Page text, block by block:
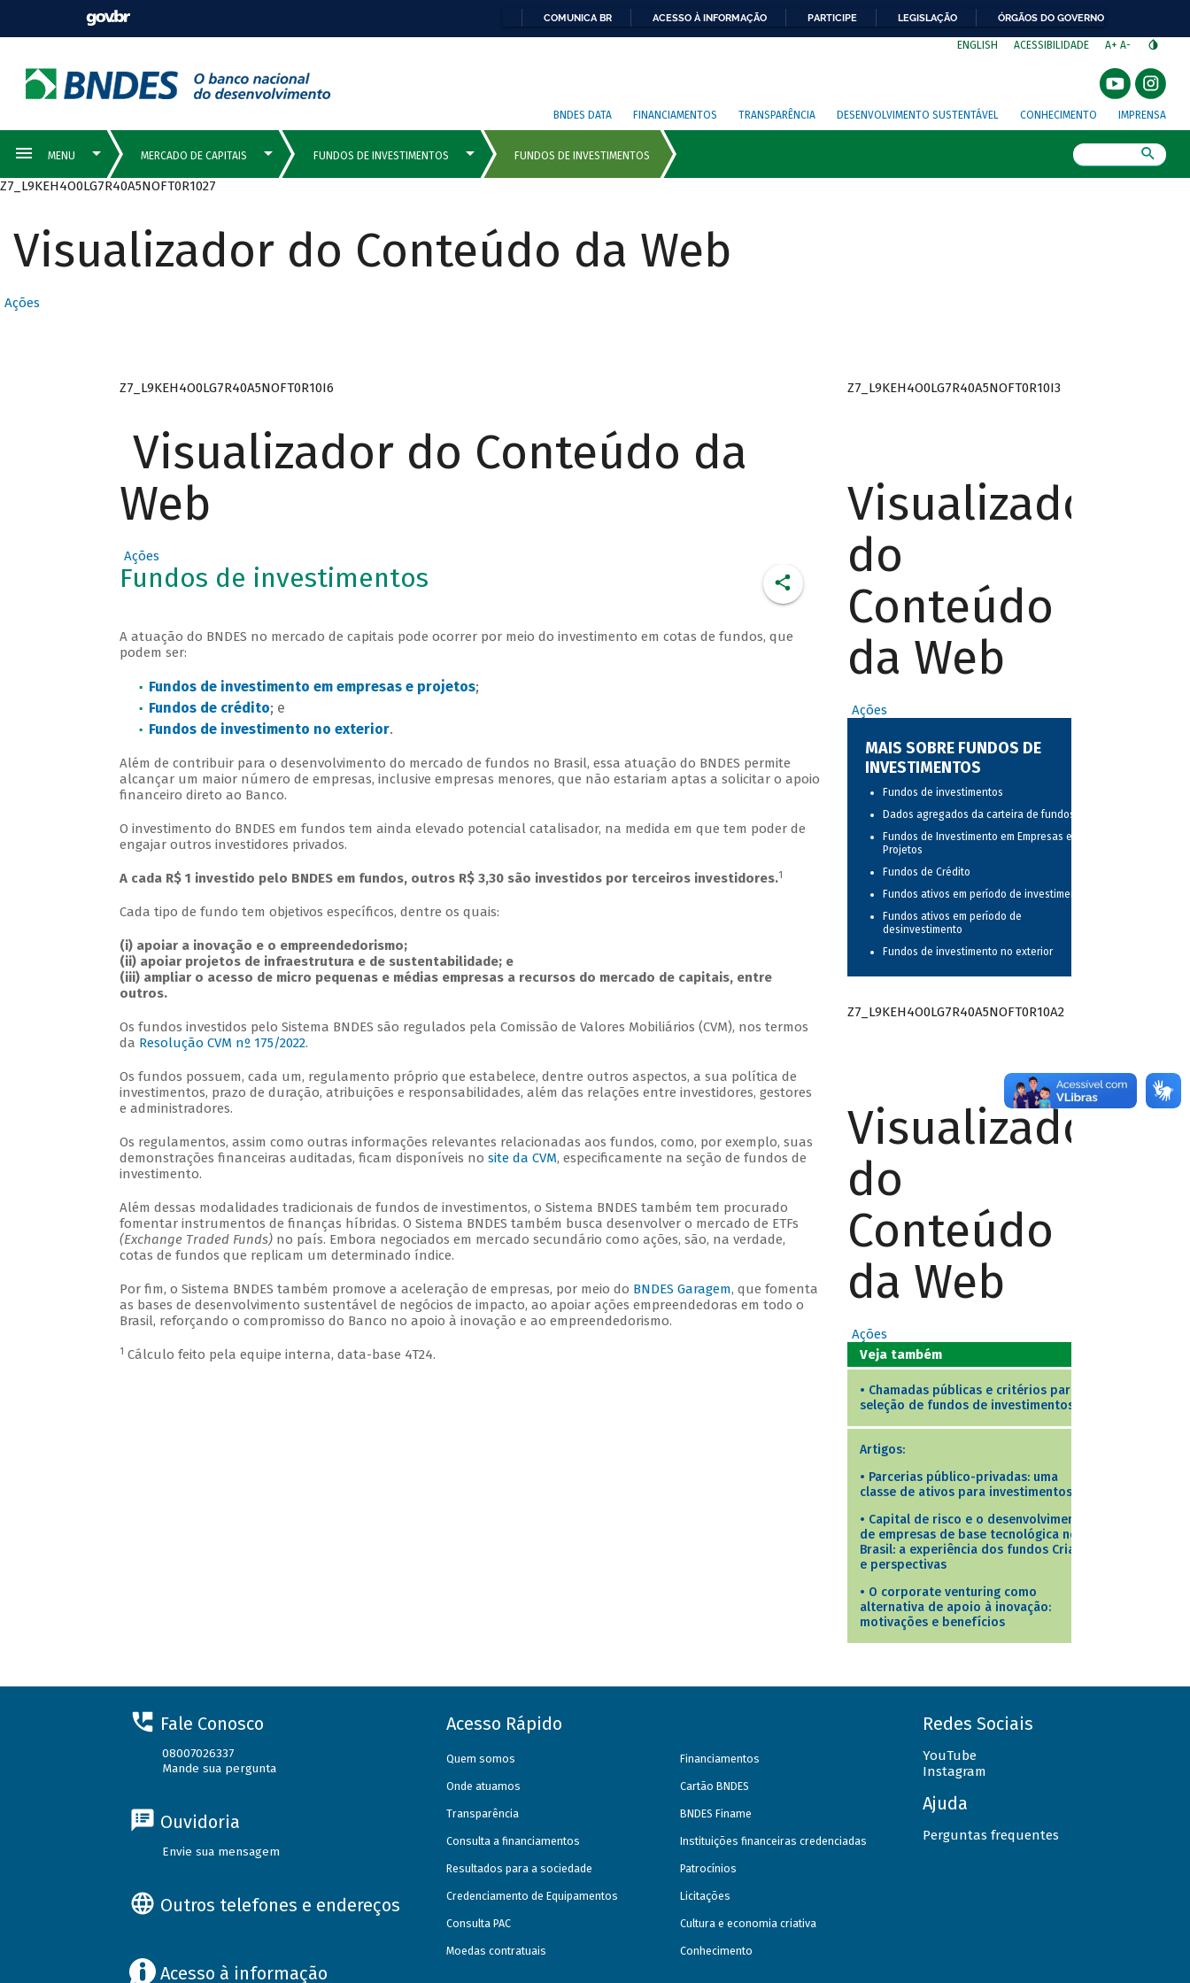
COMUNICA BR ACESSO À INFORMAÇÃO PARTICIPE LEGISLAÇÃO ÓRGÃOS DO GOVERNO
ENGLISH ACESSIBILIDADE A+ A-
BNDES DATA FINANCIAMENTOS TRANSPARÊNCIA DESENVOLVIMENTO SUSTENTÁVEL CONHECIMENTO IMPRENSA
Z7_L9KEH4O0LG7R40A5NOFT0R1027
Visualizador do Conteúdo da Web
Ações
Z7_L9KEH4O0LG7R40A5NOFT0R10I6
Visualizador do Conteúdo da
Web
Ações
Fundos de investimentos
A atuação do BNDES no mercado de capitais pode ocorrer por meio do investimento em cotas de fundos, que
podem ser:
Fundos de investimento em empresas e projetos;
Fundos de crédito; e
Fundos de investimento no exterior.
Além de contribuir para o desenvolvimento do mercado de fundos no Brasil, essa atuação do BNDES permite
alcançar um maior número de empresas, inclusive empresas menores, que não estariam aptas a solicitar o apoio
financeiro direto ao Banco.
O investimento do BNDES em fundos tem ainda elevado potencial catalisador, na medida em que tem poder de
engajar outros investidores privados.
A cada R$ 1 investido pelo BNDES em fundos, outros R$ 3,30 são investidos por terceiros investidores.1
Cada tipo de fundo tem objetivos específicos, dentre os quais:
(i) apoiar a inovação e o empreendedorismo;
(ii) apoiar projetos de infraestrutura e de sustentabilidade; e
(iii) ampliar o acesso de micro pequenas e médias empresas a recursos do mercado de capitais, entre
outros.
Os fundos investidos pelo Sistema BNDES são regulados pela Comissão de Valores Mobiliários (CVM), nos termos
da Resolução CVM nº 175/2022.
Os fundos possuem, cada um, regulamento próprio que estabelece, dentre outros aspectos, a sua política de
investimentos, prazo de duração, atribuições e responsabilidades, além das relações entre investidores, gestores
e administradores.
Os regulamentos, assim como outras informações relevantes relacionadas aos fundos, como, por exemplo, suas
demonstrações financeiras auditadas, ficam disponíveis no site da CVM, especificamente na seção de fundos de
investimento.
Além dessas modalidades tradicionais de fundos de investimentos, o Sistema BNDES também tem procurado
fomentar instrumentos de finanças híbridas. O Sistema BNDES também busca desenvolver o mercado de ETFs
(Exchange Traded Funds)no país. Embora negociados em mercado secundário como ações, são, na verdade,
cotas de fundos que replicam um determinado índice.
Por fim, o Sistema BNDES também promove a aceleração de empresas, por meio do BNDES Garagem, que fomenta
as bases de desenvolvimento sustentável de negócios de impacto, ao apoiar ações empreendedoras em todo o
Brasil, reforçando o compromisso do Banco no apoio à inovação e ao empreendedorismo.
1 Cálculo feito pela equipe interna, data-base 4T24.
Z7_L9KEH4O0LG7R40A5NOFT0R10I3
Visualizador
do
Conteúdo
da Web
Ações
MAIS SOBRE FUNDOS DE
INVESTIMENTOS
Fundos de investimentos
Dados agregados da carteira de fundos
Fundos de Investimento em Empresas e
Projetos
Fundos de Crédito
Fundos ativos em período de investimento
Fundos ativos em período de
desinvestimento
Fundos de investimento no exterior
Z7_L9KEH4O0LG7R40A5NOFT0R10A2
Visualizador
do
Conteúdo
da Web
Ações
Veja também
• Chamadas públicas e critérios para
seleção de fundos de investimentos
Artigos:
• Parcerias público-privadas: uma
classe de ativos para investimentos
• Capital de risco e o desenvolvimento
de empresas de base tecnológica no
Brasil: a experiência dos fundos Criatec
e perspectivas
• O corporate venturing como
alternativa de apoio à inovação:
motivações e benefícios
Fale Conosco
08007026337
Mande sua pergunta
Ouvidoria
Envie sua mensagem
Outros telefones e endereços
Acesso à informação
Acesso Rápido
Quem somos
Onde atuamos
Transparência
Consulta a financiamentos
Resultados para a sociedade
Credenciamento de Equipamentos
Consulta PAC
Moedas contratuais
Financiamentos
Cartão BNDES
BNDES Finame
Instituições financeiras credenciadas
Patrocínios
Licitações
Cultura e economia criativa
Conhecimento
Redes Sociais
YouTube
Instagram
Ajuda
Perguntas frequentes